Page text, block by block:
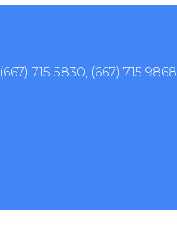
(667) 715 5830, (667) 715 9868